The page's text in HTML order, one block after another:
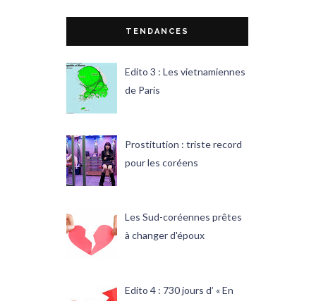
TENDANCES
Edito 3 : Les vietnamiennes
de Paris
Prostitution : triste record
pour les coréens
Les Sud-coréennes prêtes
à changer d'époux
Edito 4 : 730 jours d’ « En